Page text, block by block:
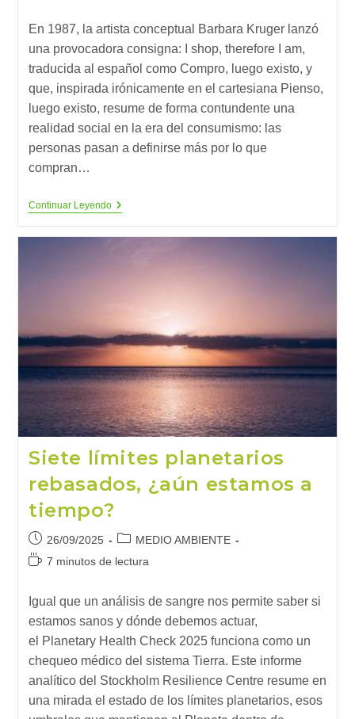
la
entrada:
entrada:
lectura:
En 1987, la artista conceptual Barbara Kruger lanzó
una provocadora consigna: I shop, therefore I am,
traducida al español como Compro, luego existo, y
que, inspirada irónicamente en el cartesiana Pienso,
luego existo, resume de forma contundente una
realidad social en la era del consumismo: las
personas pasan a definirse más por lo que
compran…
Continuar LeyendoCompro,
Siete límites planetarios
rebasados, ¿aún estamos a
tiempo?
Publicación
de
26/09/2025
Categoría
de
MEDIO AMBIENTE
Tiempo7 minutos de lectura
Igual que un análisis de sangre nos permite saber si
estamos sanos y dónde debemos actuar,
el Planetary Health Check 2025 funciona como un
chequeo médico del sistema Tierra. Este informe
analítico del Stockholm Resilience Centre resume en
una mirada el estado de los límites planetarios, esos